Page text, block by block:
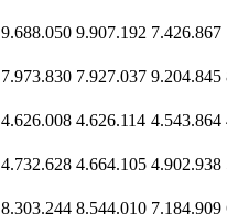
9.688.050 9.907.192 7.426.867
7.973.830 7.927.037 9.204.845
4.626.008 4.626.114 4.543.864
4.732.628 4.664.105 4.902.938
8.303.244 8.544.010 7.184.909